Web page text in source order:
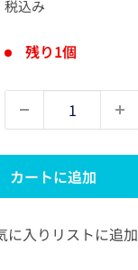
価
格
税込み
残り1個
カートに追加
に入りリストに追加